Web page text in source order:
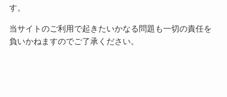
す。
当サイトのご利用で起きたいかなる問題も一切の責任を
負いかねますのでご了承ください。